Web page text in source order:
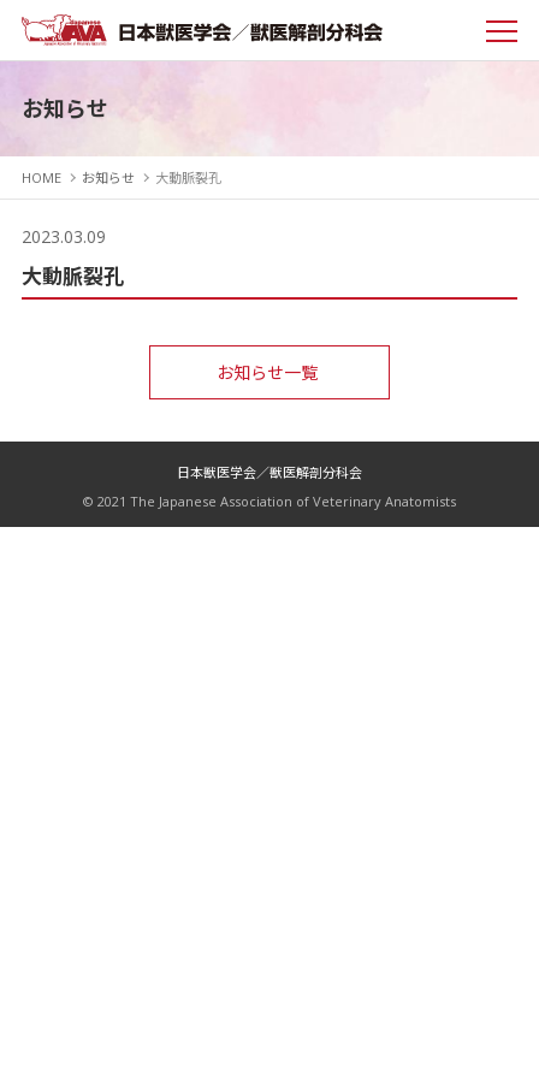
お知らせ
HOME お知らせ 大動脈裂孔
2023.03.09
大動脈裂孔
お知らせ一覧
日本獣医学会／獣医解剖分科会
© 2021 The Japanese Association of Veterinary Anatomists